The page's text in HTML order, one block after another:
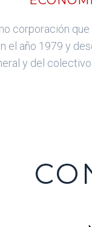
corporación
el año 1979 y
y del